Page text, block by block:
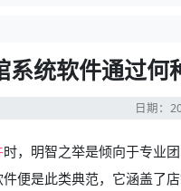
系统软件通过何
日期：
时，明智之举是倾向于专业
便是此类典范，它涵盖了